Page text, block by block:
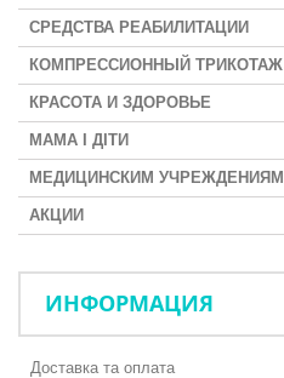
СРЕДСТВА РЕАБИЛИТАЦИИ
КОМПРЕССИОННЫЙ ТРИКОТАЖ
КРАСОТА И ЗДОРОВЬЕ
МАМА І ДІТИ
МЕДИЦИНСКИМ УЧРЕЖДЕНИЯМ
АКЦИИ
ИНФОРМАЦИЯ
Доставка та оплата